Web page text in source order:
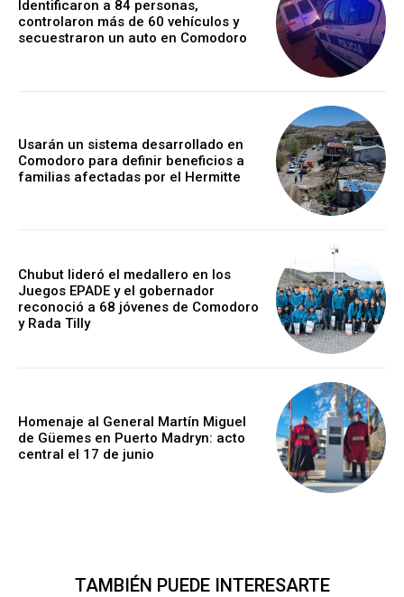
Identificaron a 84 personas,
controlaron más de 60 vehículos y
secuestraron un auto en Comodoro
Usarán un sistema desarrollado en
Comodoro para definir beneficios a
familias afectadas por el Hermitte
Chubut lideró el medallero en los
Juegos EPADE y el gobernador
reconoció a 68 jóvenes de Comodoro
y Rada Tilly
Homenaje al General Martín Miguel
de Güemes en Puerto Madryn: acto
central el 17 de junio
TAMBIÉN PUEDE INTERESARTE